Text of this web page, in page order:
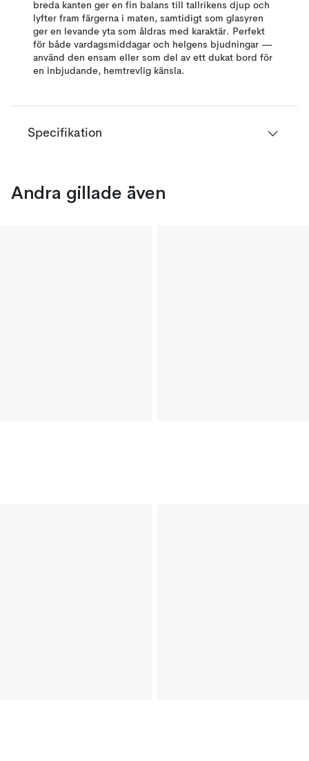
breda kanten ger en fin balans till tallrikens djup och
lyfter fram färgerna i maten, samtidigt som glasyren
ger en levande yta som åldras med karaktär. Perfekt
för både vardagsmiddagar och helgens bjudningar —
använd den ensam eller som del av ett dukat bord för
en inbjudande, hemtrevlig känsla.
Specifikation
Andra gillade även